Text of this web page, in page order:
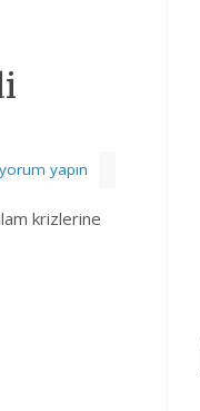
yapın
krizlerine